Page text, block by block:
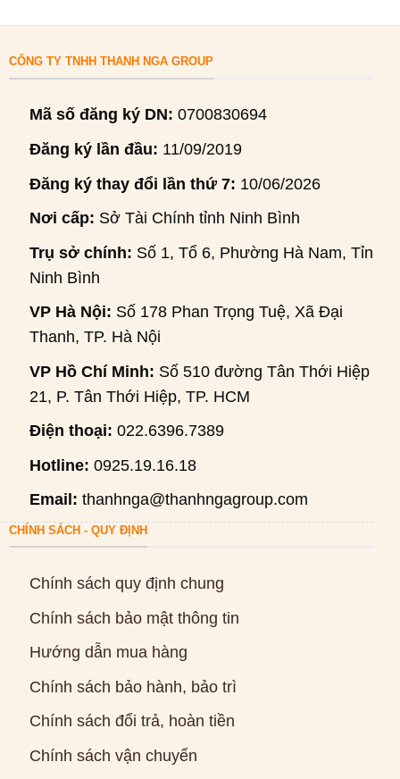
CÔNG TY TNHH THANH NGA GROUP
Mã số đăng ký DN: 0700830694
Đăng ký lần đầu: 11/09/2019
Đăng ký thay đổi lần thứ 7: 10/06/2026
Nơi cấp: Sở Tài Chính tỉnh Ninh Bình
Trụ sở chính: Số 1, Tổ 6, Phường Hà Nam, Tỉnh
Ninh Bình
VP Hà Nội: Số 178 Phan Trọng Tuệ, Xã Đại
Thanh, TP. Hà Nội
VP Hồ Chí Minh: Số 510 đường Tân Thới Hiệp
21, P. Tân Thới Hiệp, TP. HCM
Điện thoại: 022.6396.7389
Hotline: 0925.19.16.18
Email: thanhnga@thanhngagroup.com
CHÍNH SÁCH - QUY ĐỊNH
Chính sách quy định chung
Chính sách bảo mật thông tin
Hướng dẫn mua hàng
Chính sách bảo hành, bảo trì
Chính sách đổi trả, hoàn tiền
Chính sách vận chuyển